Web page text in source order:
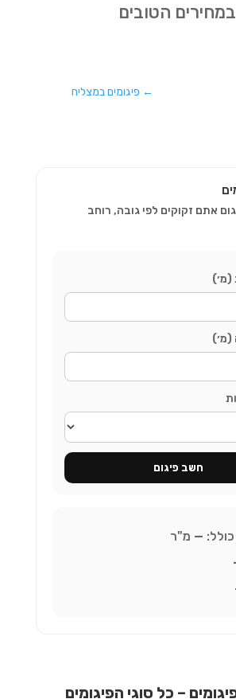
הטובים
← פיגומים במצליח
אתם זקוקים לפי גובה, רוחב
(מ׳)
(מ׳)
חשב פיגום
— מ"ר
– כל סוגי הפיגומים